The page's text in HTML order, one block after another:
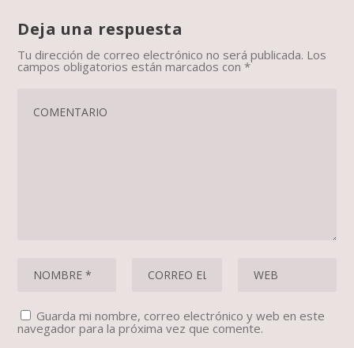
Deja una respuesta
Tu dirección de correo electrónico no será publicada. Los
campos obligatorios están marcados con*
Guarda mi nombre, correo electrónico y web en este
navegador para la próxima vez que comente.